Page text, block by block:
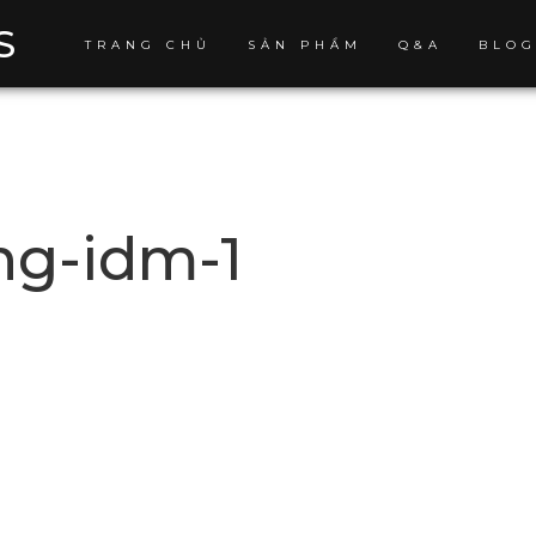
TRANG CHỦ SẢN PHẨM Q&A BLOG
idm-1